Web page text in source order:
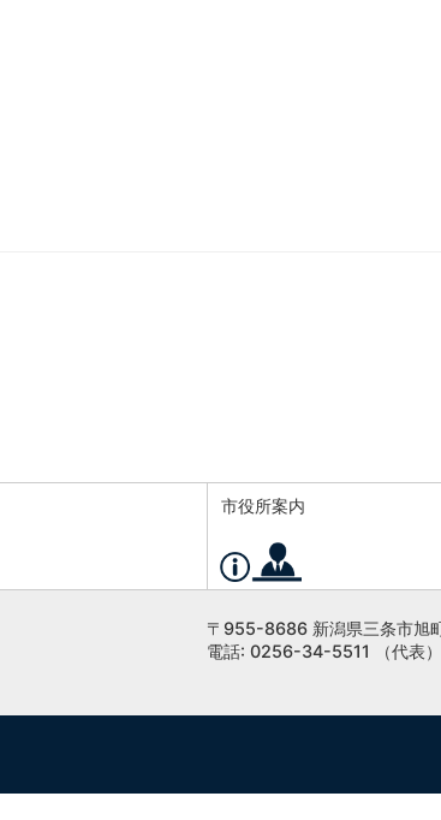
市役所案内
〒955-8686 新潟県三条市旭
電話: 0256-34-5511 （代表